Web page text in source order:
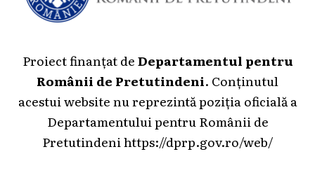
Proiect finanțat deDepartamentul pentru
Românii de Pretutindeni. Conținutul
acestui website nu reprezintă poziția oficială a
Departamentului pentru Românii de
Pretutindenihttps://dprp.gov.ro/web/